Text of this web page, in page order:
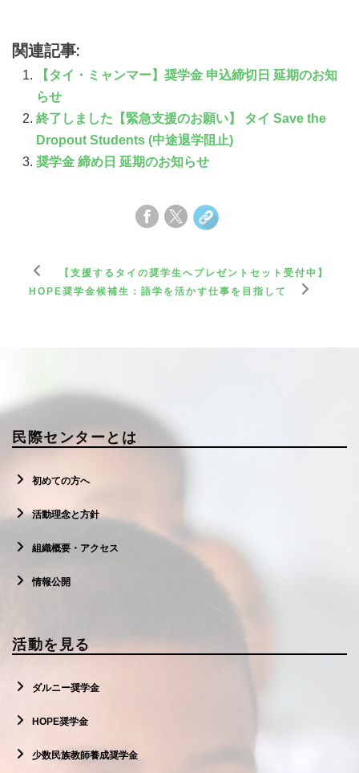
関連記事:
【タイ・ミャンマー】奨学金 申込締切日 延期のお知
らせ
終了しました【緊急支援のお願い】 タイ Save the
Dropout Students (中途退学阻止)
奨学金 締め日 延期のお知らせ
【支援するタイの奨学生へプレゼントセット受付中】
HOPE奨学金候補生：語学を活かす仕事を目指して
民際センターとは
初めての方へ
活動理念と方針
組織概要・アクセス
情報公開
活動を見る
ダルニー奨学金
HOPE奨学金
少数民族教師養成奨学金